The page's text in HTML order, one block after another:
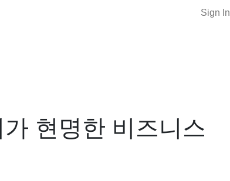
Sign In
현명한 비즈니스